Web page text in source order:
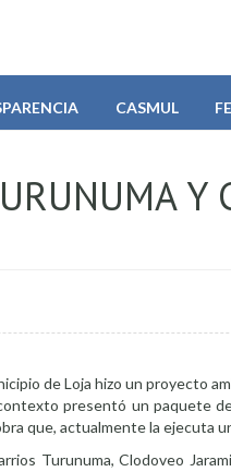
CASMUL
Y
de Loja hizo un proyecto
presentó un paquete
que, actualmente la ejecuta
Turunuma, Clodoveo